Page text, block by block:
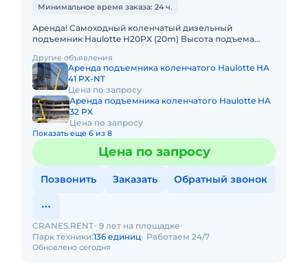
Минимальное время заказа: 24 ч.
Аренда! Самоходный коленчатый дизельный
подъемник Haulotte H20PX (20m) Высота подъема
Вес: 12260кг Грузопо
Другие объявления
Аренда подъемника коленчатого Haulotte HA
41 PX-NT
Цена по запросу
Аренда подъемника коленчатого Haulotte HA
32 PX
Цена по запросу
Показать еще 6 из 8
Цена по запросу
Позвонить Заказать Обратный звонок
Обновлено сегодня
CRANES.RENT 9 лет на площадке
Парк техники:136 единиц Работаем 24/7